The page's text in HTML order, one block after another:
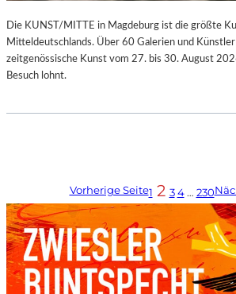
Die KUNST/MITTE in Magdeburg ist die größte
Mitteldeutschlands. Über 60 Galerien und
zeitgenössische Kunst vom 27. bis 30. August
Besuch lohnt.
Vorherige Seite1 2 3 4 … 230